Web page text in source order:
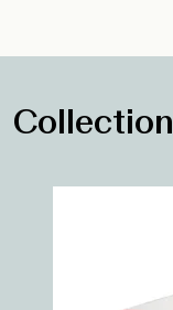
Collection